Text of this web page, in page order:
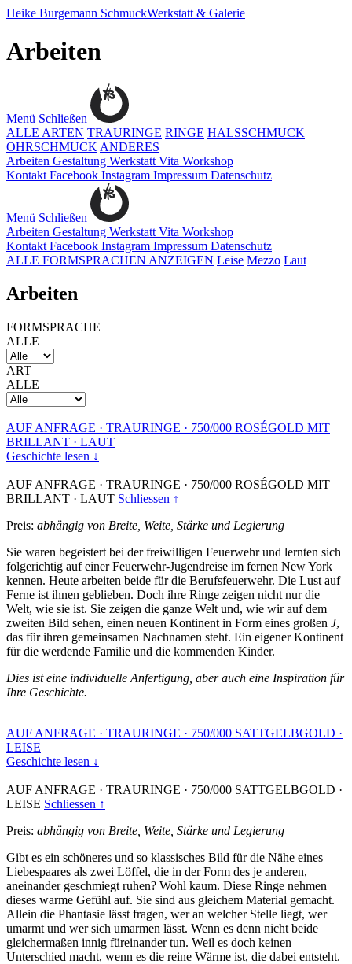
Heike Burgemann SchmuckWerkstatt & Galerie
Arbeiten
Menü Schließen
ALLE ARTEN TRAURINGE RINGE HALSSCHMUCK
OHRSCHMUCK ANDERES
Arbeiten Gestaltung Werkstatt Vita Workshop
Kontakt Facebook Instagram Impressum Datenschutz
Menü Schließen
Arbeiten Gestaltung Werkstatt Vita Workshop
Kontakt Facebook Instagram Impressum Datenschutz
ALLE FORMSPRACHEN ANZEIGEN Leise Mezzo Laut
Arbeiten
FORMSPRACHE
ALLE
ART
ALLE
AUF ANFRAGE · TRAURINGE · 750/000 ROSÉGOLD MIT
BRILLANT · LAUT
Geschichte lesen ↓
AUF ANFRAGE · TRAURINGE · 750/000 ROSÉGOLD MIT
BRILLANT · LAUT Schliessen ↑
Preis: abhängig von Breite, Weite, Stärke und Legierung
Sie waren begeistert bei der freiwilligen Feuerwehr und lernten sich
folgerichtig auf einer Feuerwehr-Jugendreise im fernen New York
kennen. Heute arbeiten beide für die Berufsfeuerwehr. Die Lust auf
Ferne ist ihnen geblieben. Doch ihre Ringe zeigen nicht nur die
Welt, wie sie ist. Sie zeigen die ganze Welt und, wie wir auf dem
zweiten Bild sehen, einen neuen Kontinent in Form eines großen J,
das für ihren gemeinsamen Nachnamen steht. Ein eigener Kontinent
für die werdende Familie und die kommenden Kinder.
Dies ist eine individuelle Anfertigung, aber auch eine Inspiration für
Ihre Geschichte.
AUF ANFRAGE · TRAURINGE · 750/000 SATTGELBGOLD ·
LEISE
Geschichte lesen ↓
AUF ANFRAGE · TRAURINGE · 750/000 SATTGELBGOLD ·
LEISE Schliessen ↑
Preis: abhängig von Breite, Weite, Stärke und Legierung
Gibt es ein schöneres und so klassisches Bild für die Nähe eines
Liebespaares als zwei Löffel, die in der Form des je anderen,
aneinander geschmiegt ruhen? Wohl kaum. Diese Ringe nehmen
dieses warme Gefühl auf. Sie sind aus gleichem Material gemacht.
Allein die Phantasie lässt fragen, wer an welcher Stelle liegt, wer
umarmt und wer sich umarmen lässt. Wenn es denn nicht beide
gleichermaßen innig füreinander tun. Weil es doch keinen
Unterschied macht, wenn es die reine Wärme ist, die dabei entsteht.